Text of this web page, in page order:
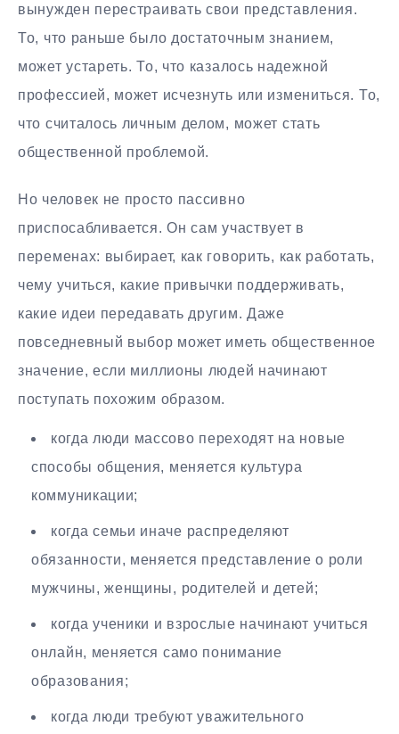
вынужден перестраивать свои представления.
То, что раньше было достаточным знанием,
может устареть. То, что казалось надежной
профессией, может исчезнуть или измениться. То,
что считалось личным делом, может стать
общественной проблемой.
Но человек не просто пассивно
приспосабливается. Он сам участвует в
переменах: выбирает, как говорить, как работать,
чему учиться, какие привычки поддерживать,
какие идеи передавать другим. Даже
повседневный выбор может иметь общественное
значение, если миллионы людей начинают
поступать похожим образом.
когда люди массово переходят на новые
способы общения, меняется культура
коммуникации;
когда семьи иначе распределяют
обязанности, меняется представление о роли
мужчины, женщины, родителей и детей;
когда ученики и взрослые начинают учиться
онлайн, меняется само понимание
образования;
когда люди требуют уважительного